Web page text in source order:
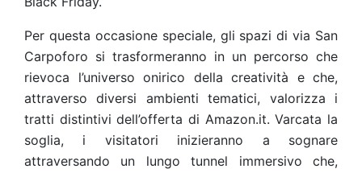
Per questa occasione speciale, gli spazi di via San
Carpoforo si trasformeranno in un percorso che
rievoca l’universo onirico della creatività e che,
attraverso diversi ambienti tematici, valorizza i
tratti distintivi dell’offerta di Amazon.it. Varcata la
soglia, i visitatori inizieranno a sognare
attraversando un lungo tunnel immersivo che,